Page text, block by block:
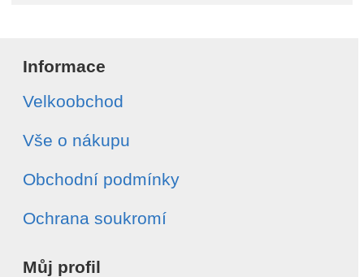
Informace
Velkoobchod
Vše o nákupu
Obchodní podmínky
Ochrana soukromí
Můj profil